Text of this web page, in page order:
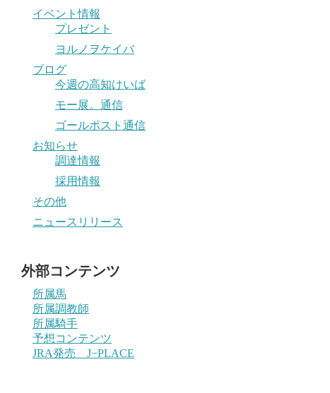
イベント情報
プレゼント
ヨルノヲケイバ
ブログ
今週の高知けいば
モー展。通信
ゴールポスト通信
お知らせ
調達情報
採用情報
その他
ニュースリリース
外部コンテンツ
所属馬
所属調教師
所属騎手
予想コンテンツ
JRA発売 J−PLACE